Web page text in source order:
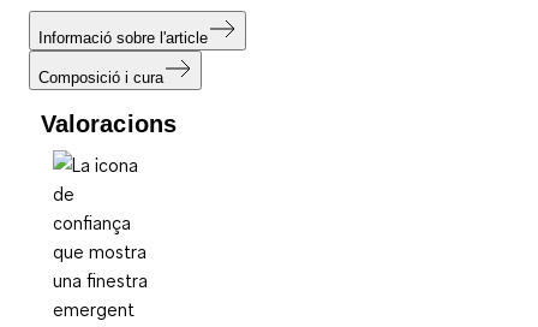
Informació sobre l'article
Composició i cura
Valoracions